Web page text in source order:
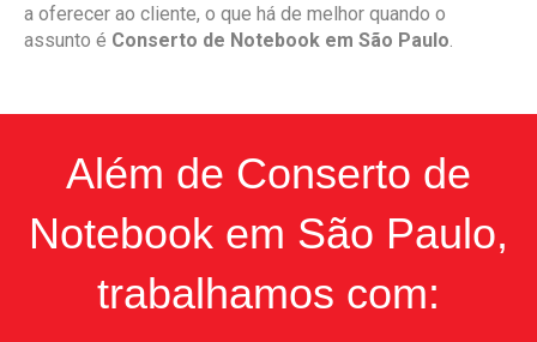
a oferecer ao cliente, o que há de melhor quando o
assunto é Conserto de Notebook em São Paulo.
Além de Conserto de
Notebook em São Paulo,
trabalhamos com: